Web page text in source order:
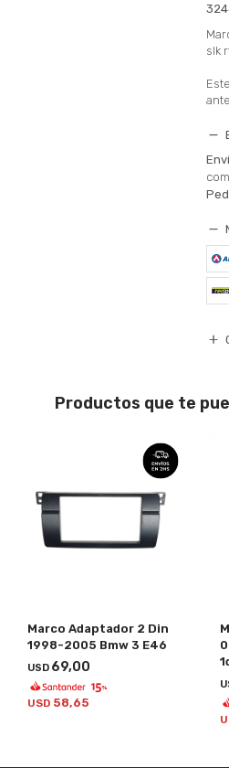
slk
Productos que te
Marco Adaptador 2 Din
1998-2005 Bmw 3 E46
USD 69,00
USD 58,65